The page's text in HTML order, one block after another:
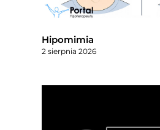
Hipomimia
2 sierpnia 2026